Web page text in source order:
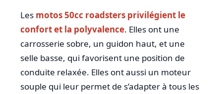
Les motos 50cc roadsters privilégient le
confort et la polyvalence. Elles ont une
carrosserie sobre, un guidon haut, et une
selle basse, qui favorisent une position de
conduite relaxée. Elles ont aussi un moteur
souple qui leur permet de s’adapter à tous les